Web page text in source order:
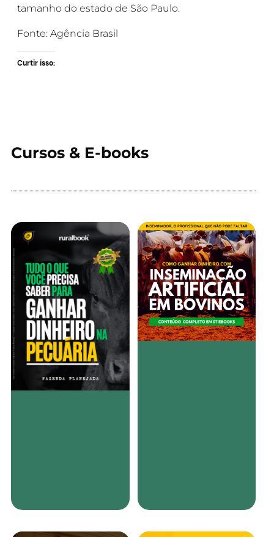
tamanho do estado de São Paulo.
Fonte: Agência Brasil
Curtir isso:
Cursos & E-books